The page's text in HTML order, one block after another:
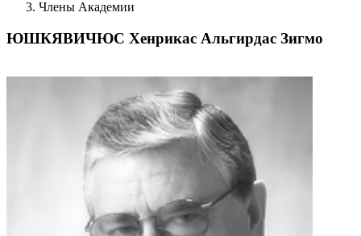
Члены Академии
ЮШКЯВИЧЮС Хенрикас Альгирдас Зигмо